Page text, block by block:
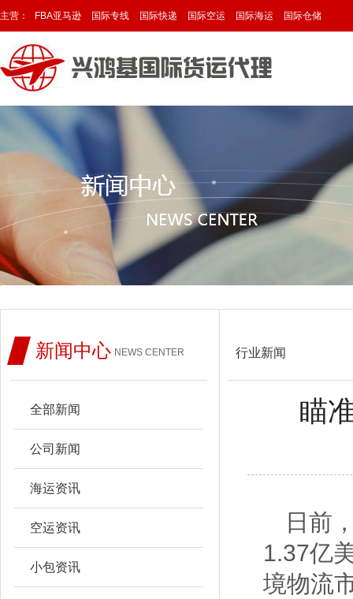
主营： FBA亚马逊 国际专线 国际快递 国际空运 国际海运 国际仓储
新闻中心 NEWS CENTER
全部新闻
公司新闻
海运资讯
空运资讯
小包资讯
行业新闻
瞄
日前
1.37亿
境物流